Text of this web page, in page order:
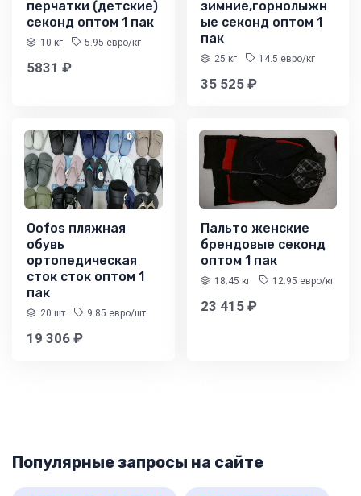
перчатки (детские)
секонд оптом 1 пак
10 кг 5.95 евро/кг
5831 ₽
зимние,горнолыжн
ые секонд оптом 1
пак
25 кг 14.5 евро/кг
35 525 ₽
Oofos пляжная
обувь
ортопедическая
сток сток оптом 1
пак
20 шт 9.85 евро/шт
19 306 ₽
Пальто женские
брендовые секонд
оптом 1 пак
18.45 кг 12.95 евро/кг
23 415 ₽
Популярные запросы на сайте